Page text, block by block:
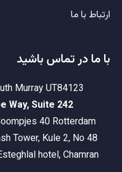
ارتباط با ما
با ما در تماس باشید
Murray UT84123
Way, Suite 242
40 Rotterdam
Tower, Kule 2, No 48
hotel, Chamran